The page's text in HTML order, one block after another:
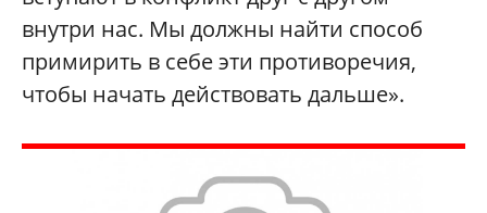
внутри нас. Мы должны найти способ
примирить в себе эти противоречия,
чтобы начать действовать дальше».